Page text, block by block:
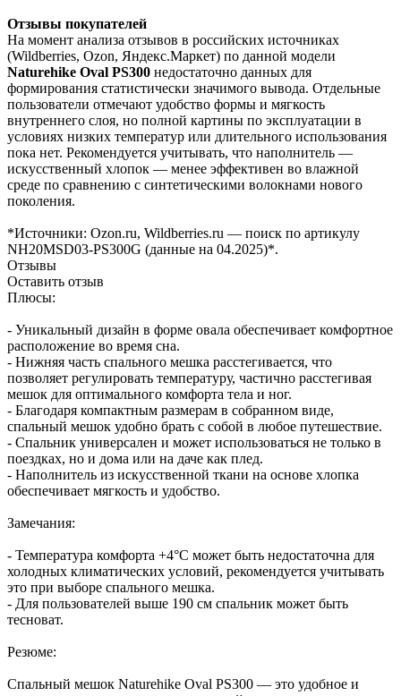
Отзывы покупателей
На момент анализа отзывов в российских источниках
(Wildberries, Ozon, Яндекс.Маркет) по данной модели
Naturehike Oval PS300 недостаточно данных для
формирования статистически значимого вывода. Отдельные
пользователи отмечают удобство формы и мягкость
внутреннего слоя, но полной картины по эксплуатации в
условиях низких температур или длительного использования
пока нет. Рекомендуется учитывать, что наполнитель —
искусственный хлопок — менее эффективен во влажной
среде по сравнению с синтетическими волокнами нового
поколения.
*Источники: Ozon.ru, Wildberries.ru — поиск по артикулу
NH20MSD03-PS300G (данные на 04.2025)*.
Отзывы
Оставить отзыв
Плюсы:
- Уникальный дизайн в форме овала обеспечивает комфортное
расположение во время сна.
- Нижняя часть спального мешка расстегивается, что
позволяет регулировать температуру, частично расстегивая
мешок для оптимального комфорта тела и ног.
- Благодаря компактным размерам в собранном виде,
спальный мешок удобно брать с собой в любое путешествие.
- Спальник универсален и может использоваться не только в
поездках, но и дома или на даче как плед.
- Наполнитель из искусственной ткани на основе хлопка
обеспечивает мягкость и удобство.
Замечания:
- Температура комфорта +4°C может быть недостаточна для
холодных климатических условий, рекомендуется учитывать
это при выборе спального мешка.
- Для пользователей выше 190 см спальник может быть
тесноват.
Резюме:
Спальный мешок Naturehike Oval PS300 — это удобное и